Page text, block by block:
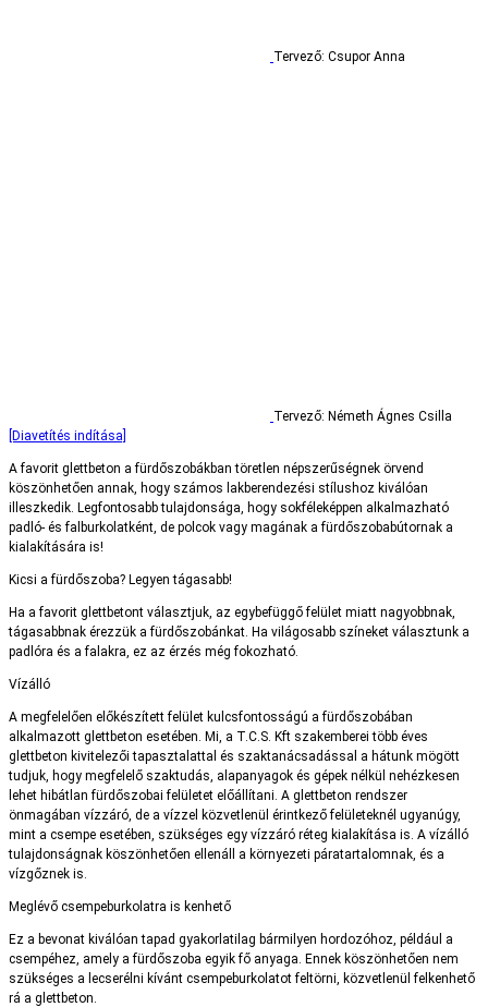
Tervező: Csupor Anna
Tervező: Németh Ágnes Csilla
[Diavetítés indítása]
A favorit glettbeton a fürdőszobákban töretlen népszerűségnek örvend
köszönhetően annak, hogy számos lakberendezési stílushoz kiválóan
illeszkedik. Legfontosabb tulajdonsága, hogy sokféleképpen alkalmazható
padló- és falburkolatként, de polcok vagy magának a fürdőszobabútornak a
kialakítására is!
Kicsi a fürdőszoba? Legyen tágasabb!
Ha a favorit glettbetont választjuk, az egybefüggő felület miatt nagyobbnak,
tágasabbnak érezzük a fürdőszobánkat. Ha világosabb színeket választunk a
padlóra és a falakra, ez az érzés még fokozható.
Vízálló
A megfelelően előkészített felület kulcsfontosságú a fürdőszobában
alkalmazott glettbeton esetében. Mi, a T.C.S. Kft szakemberei több éves
glettbeton kivitelezői tapasztalattal és szaktanácsadással a hátunk mögött
tudjuk, hogy megfelelő szaktudás, alapanyagok és gépek nélkül nehézkesen
lehet hibátlan fürdőszobai felületet előállítani. A glettbeton rendszer
önmagában vízzáró, de a vízzel közvetlenül érintkező felületeknél ugyanúgy,
mint a csempe esetében, szükséges egy vízzáró réteg kialakítása is. A vízálló
tulajdonságnak köszönhetően ellenáll a környezeti páratartalomnak, és a
vízgőznek is.
Meglévő csempeburkolatra is kenhető
Ez a bevonat kiválóan tapad gyakorlatilag bármilyen hordozóhoz, például a
csempéhez, amely a fürdőszoba egyik fő anyaga. Ennek köszönhetően nem
szükséges a lecserélni kívánt csempeburkolatot feltörni, közvetlenül felkenhető
rá a glettbeton.